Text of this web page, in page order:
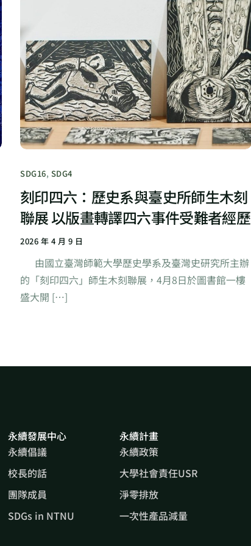
SDG16, SDG4
刻印四六：歷史系與臺史所師生木刻
聯展 以版畫轉譯四六事件受難者經歷
2026 年 4 月 9 日
由國立臺灣師範大學歷史學系及臺灣史研究所主辦
的「刻印四六」師生木刻聯展，4月8日於圖書館一樓
盛大開 […]
永續發展中心
永續倡議
校長的話
團隊成員
SDGs in NTNU
永續計畫
永續政策
大學社會責任USR
淨零排放
一次性產品減量